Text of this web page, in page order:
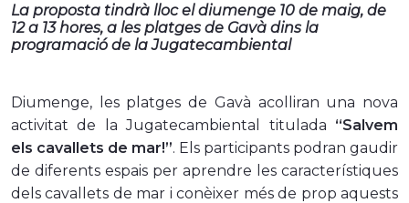
La proposta tindrà lloc el diumenge 10 de maig, de
12 a 13 hores, a les platges de Gavà dins la
programació de la Jugatecambiental
Diumenge, les platges de Gavà acolliran una nova
activitat de la Jugatecambiental titulada “Salvem
els cavallets de mar!”. Els participants podran gaudir
de diferents espais per aprendre les característiques
dels cavallets de mar i conèixer més de prop aquests